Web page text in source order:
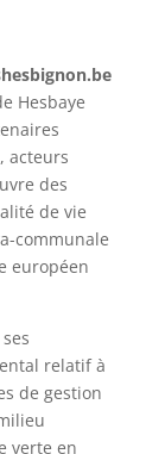
Hesbaye
acteurs
des
de vie
communale
européen
relatif à
de gestion
verte en